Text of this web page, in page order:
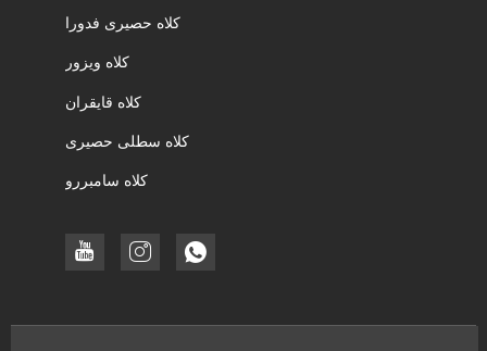
کلاه حصیری فدورا
کلاه ویزور
کلاه قایقران
کلاه سطلی حصیری
کلاه سامبررو